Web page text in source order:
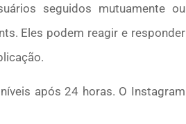
seguidos mutuamente ou
Eles podem reagir e responder
após 24 horas. O Instagram